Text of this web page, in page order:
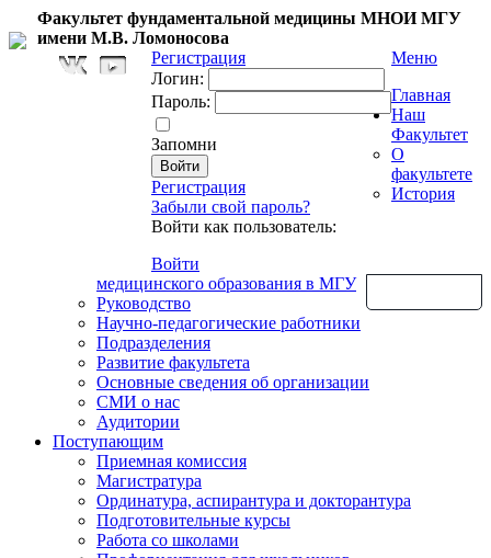
Факультет фундаментальной медицины МНОИ МГУ
имени М.В. Ломоносова
Регистрация
Логин:
Пароль:
Запомни
Регистрация
Забыли свой пароль?
Войти как пользователь:
Войти
Меню
Главная
Наш
Факультет
О
факультете
История
медицинского образования в МГУ
Руководство
Научно-педагогические работники
Подразделения
Развитие факультета
Основные сведения об организации
СМИ о нас
Аудитории
Поступающим
Приемная комиссия
Магистратура
Ординатура, аспирантура и докторантура
Подготовительные курсы
Работа со школами